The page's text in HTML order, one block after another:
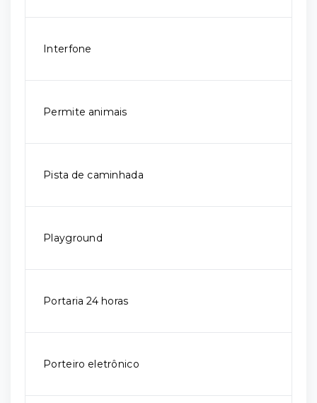
Interfone
Permite animais
Pista de caminhada
Playground
Portaria 24 horas
Porteiro eletrônico